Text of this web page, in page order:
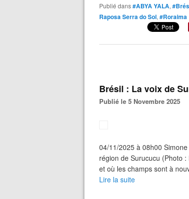
Publié dans#ABYA YALA,
Raposa Serra do Sol, #Roraima
Brésil : La voix de
Publié le 5 Novembre 2025
04/11/2025 à 08h00
région de Surucucu (Photo
et où les champs sont à
Lire la suite